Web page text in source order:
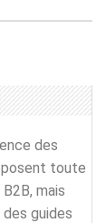
des
toute
mais
des guides